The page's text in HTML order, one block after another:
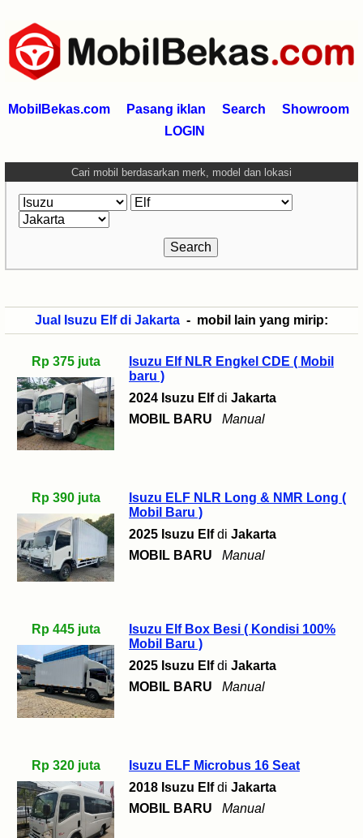
MobilBekas.com Pasang iklan Search
Showroom
LOGIN
Cari mobil berdasarkan merk, model dan lokasi
Jual Isuzu Elf di Jakarta - mobil lain yang mirip:
Rp 375 juta
Isuzu Elf NLR Engkel CDE ( Mobil
baru )
2024 Isuzu Elfdi Jakarta
MOBIL BARU
Manual
Rp 390 juta
Isuzu ELF NLR Long & NMR Long (
Mobil Baru )
2025 Isuzu Elfdi Jakarta
MOBIL BARU
Manual
Rp 445 juta
Isuzu Elf Box Besi ( Kondisi 100%
Mobil Baru )
2025 Isuzu Elfdi Jakarta
MOBIL BARU
Manual
Rp 320 juta
Isuzu ELF Microbus 16 Seat
2018 Isuzu Elfdi Jakarta
MOBIL BARU
Manual